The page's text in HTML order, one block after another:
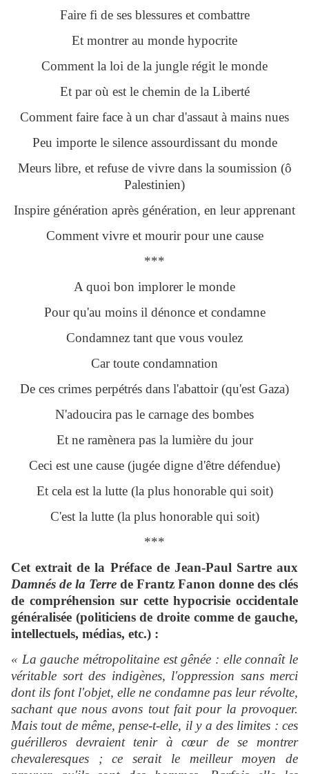
Faire fi de ses blessures et combattre
Et montrer au monde hypocrite
Comment la loi de la jungle régit le monde
Et par où est le chemin de la Liberté
Comment faire face à un char d'assaut à mains nues
Peu importe le silence assourdissant du monde
Meurs libre, et refuse de vivre dans la soumission (ô
Palestinien)
Inspire génération après génération, en leur apprenant
Comment vivre et mourir pour une cause
***
A quoi bon implorer le monde
Pour qu'au moins il dénonce et condamne
Condamnez tant que vous voulez
Car toute condamnation
De ces crimes perpétrés dans l'abattoir (qu'est Gaza)
N'adoucira pas le carnage des bombes
Et ne ramènera pas la lumière du jour
Ceci est une cause (jugée digne d'être défendue)
Et cela est la lutte (la plus honorable qui soit)
C'est la lutte (la plus honorable qui soit)
***
Cet extrait de la Préface de Jean-Paul Sartre aux
Damnés de la Terre de Frantz Fanon donne des clés
de compréhension sur cette hypocrisie occidentale
généralisée (politiciens de droite comme de gauche,
intellectuels, médias, etc.) :
« La gauche métropolitaine est gênée : elle connaît le
véritable sort des indigènes, l'oppression sans merci
dont ils font l'objet, elle ne condamne pas leur révolte,
sachant que nous avons tout fait pour la provoquer.
Mais tout de même, pense-t-elle, il y a des limites : ces
guérilleros devraient tenir à cœur de se montrer
chevaleresques ; ce serait le meilleur moyen de